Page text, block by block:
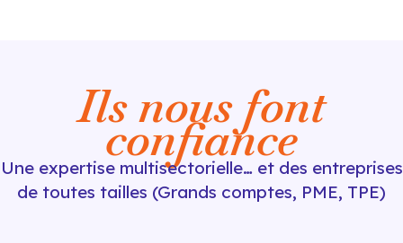
Ils nous font
confiance
Une expertise multisectorielle… et des entreprises
de toutes tailles (Grands comptes, PME, TPE)